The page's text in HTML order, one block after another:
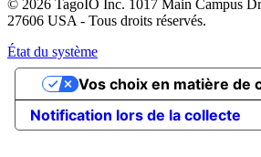
© 2026 TagoIO Inc. 1017 Main Campus
27606 USA - Tous droits réservés.
État du système
Notification lors de la collecte
Vos choix en matière de